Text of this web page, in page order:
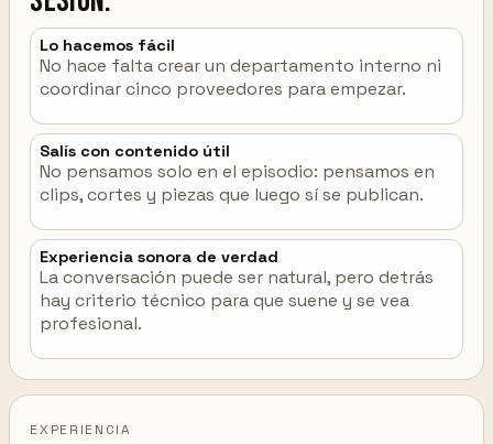
Lo hacemos fácil
No hace falta crear un departamento interno ni
coordinar cinco proveedores para empezar.
Salís con contenido útil
No pensamos solo en el episodio: pensamos en
clips, cortes y piezas que luego sí se publican.
Experiencia sonora de verdad
La conversación puede ser natural, pero detrás
hay criterio técnico para que suene y se vea
profesional.
EXPERIENCIA